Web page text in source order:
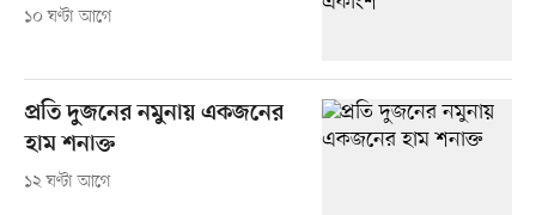
১০ ঘণ্টা আগে
প্রতি দুজনের নমুনায় একজনের
হাম শনাক্ত
১২ ঘণ্টা আগে